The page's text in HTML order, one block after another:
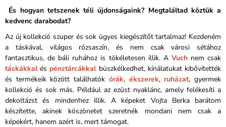
És hogyan tetszenek téli újdonságaink? Megtaláltad köztük a
kedvenc darabodat?
Az új kollekció szuper és sok ügyes kiegészítőt tartalmaz! Kezdeném
a táskával, világos rózsaszín, és nem csak városi sétához
fantasztikus, de báli ruhához is tökéletesen illik. A Vuchnem csak
táskákkalés pénztárcákkalbüszkélkedhet, kínálatukat kibővítették
és termékeik között találhatók órák, ékszerek, ruházat, gyermek
kollekció és sok más. Például az ezüst nyaklánc, amely felékesíti a
dekoltázst és mindenhez illik. A képeket Vojta Berka barátom
készítette, akinek köszönetet szeretnék mondani nem csak a
képekért, hanem azért is, mert támogat.